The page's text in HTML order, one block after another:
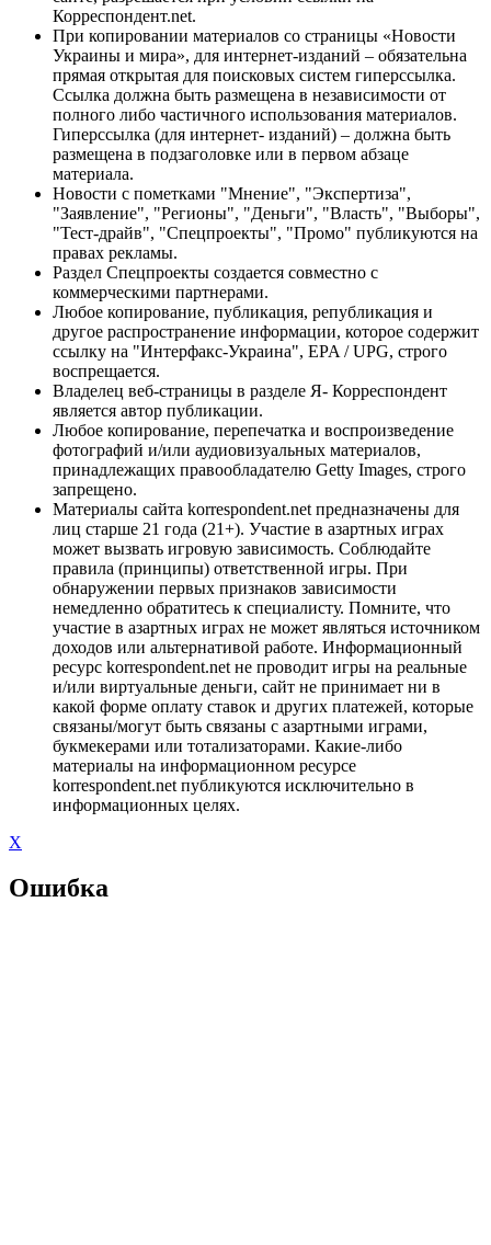
Корреспондент.net.
При копировании материалов со страницы «Новости
Украины и мира», для интернет-изданий – обязательна
прямая открытая для поисковых систем гиперссылка.
Ссылка должна быть размещена в независимости от
полного либо частичного использования материалов.
Гиперссылка (для интернет- изданий) – должна быть
размещена в подзаголовке или в первом абзаце
материала.
Новости с пометками "Мнение", "Экспертиза",
"Заявление", "Регионы", "Деньги", "Власть", "Выборы",
"Тест-драйв", "Спецпроекты", "Промо" публикуются на
правах рекламы.
Раздел Спецпроекты создается совместно с
коммерческими партнерами.
Любое копирование, публикация, републикация и
другое распространение информации, которое содержит
ссылку на "Интерфакс-Украина", EPA / UPG, строго
воспрещается.
Владелец веб-страницы в разделе Я- Корреспондент
является автор публикации.
Любое копирование, перепечатка и воспроизведение
фотографий и/или аудиовизуальных материалов,
принадлежащих правообладателю Getty Images, строго
запрещено.
Материалы сайта korrespondent.net предназначены для
лиц старше 21 года (21+). Участие в азартных играх
может вызвать игровую зависимость. Соблюдайте
правила (принципы) ответственной игры. При
обнаружении первых признаков зависимости
немедленно обратитесь к специалисту. Помните, что
участие в азартных играх не может являться источником
доходов или альтернативой работе. Информационный
ресурс korrespondent.net не проводит игры на реальные
и/или виртуальные деньги, сайт не принимает ни в
какой форме оплату ставок и других платежей, которые
связаны/могут быть связаны с азартными играми,
букмекерами или тотализаторами. Какие-либо
материалы на информационном ресурсе
korrespondent.net публикуются исключительно в
информационных целях.
X
Ошибка